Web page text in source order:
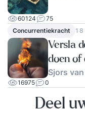
60124
75
Concurrentiekracht
18
Versla
doen of
Sjors
16975 0
Deel